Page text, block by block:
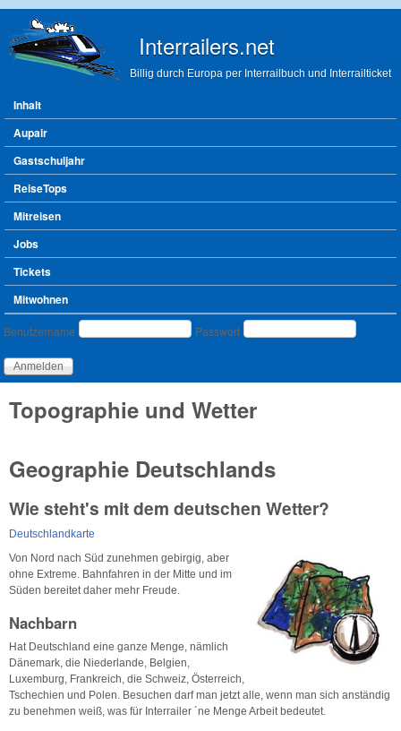
Interrailers.net
Billig durch Europa per Interrailbuch und Interrailticket
Hauptmenü
Inhalt
Aupair
Gastschuljahr
ReiseTops
Mitreisen
Jobs
Tickets
Mitwohnen
Benutzeranmeldung
Benutzername Passwort
Topographie und Wetter
Geographie Deutschlands
Wie steht's mit dem deutschen Wetter?
Deutschlandkarte
Von Nord nach Süd zunehmen gebirgig, aber
ohne Extreme. Bahnfahren in der Mitte und im
Süden bereitet daher mehr Freude.
Nachbarn
Hat Deutschland eine ganze Menge, nämlich
Dänemark, die Niederlande, Belgien,
Luxemburg, Frankreich, die Schweiz, Österreich,
Tschechien und Polen. Besuchen darf man jetzt alle, wenn man sich anständig
zu benehmen weiß, was für Interrailer ´ne Menge Arbeit bedeutet.